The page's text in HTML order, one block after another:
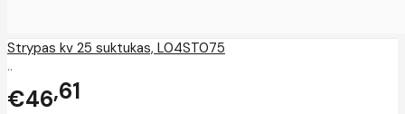
Strypas kv 25 suktukas, L04ST075
..
€46 61